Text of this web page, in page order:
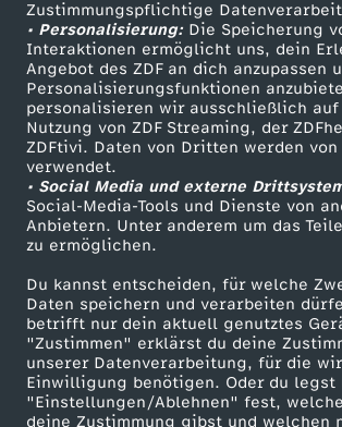
Zustimmungspflichtige
• Personalisierung:Die Speicherung
Interaktionen ermöglicht uns, dein
Angebot des ZDF an dich anzupassen
Personalisierungsfunktionen
personalisieren wir ausschließlich auf
Nutzung von ZDF Streaming, der
ZDFtivi. Daten von Dritten werden
verwendet.
• Social Media und externe
Social-Media-Tools und Dienste von
Anbietern. Unter anderem um das
zu ermöglichen.
Du kannst entscheiden, für welche
Daten speichern und verarbeiten
betrifft nur dein aktuell genutztes
"Zustimmen" erklärst du deine
unserer Datenverarbeitung, für die
Einwilligung benötigen. Oder du legst
"Einstellungen/Ablehnen" fest,
deine Zustimmung gibst und welchen
r
n
a
l
u
p
d
a
Livestreams
Sendungen A-Z
TV-Programm
Hilfe
ZDF Unternehmen
Karriere
ZDF goes Schule
Werbefernsehen
Mainzelmännchen